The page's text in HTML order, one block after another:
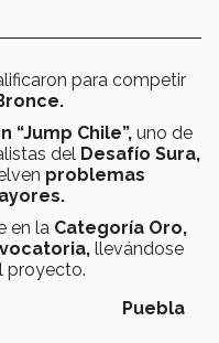
para competir
“Jump Chile”, uno de
del Desafío Sura,
problemas
en la Categoría Oro,
llevándose
proyecto.
Puebla